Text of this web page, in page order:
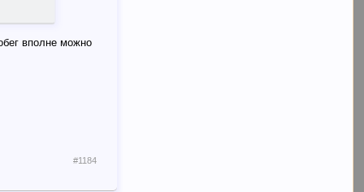
вполне можно
#1184